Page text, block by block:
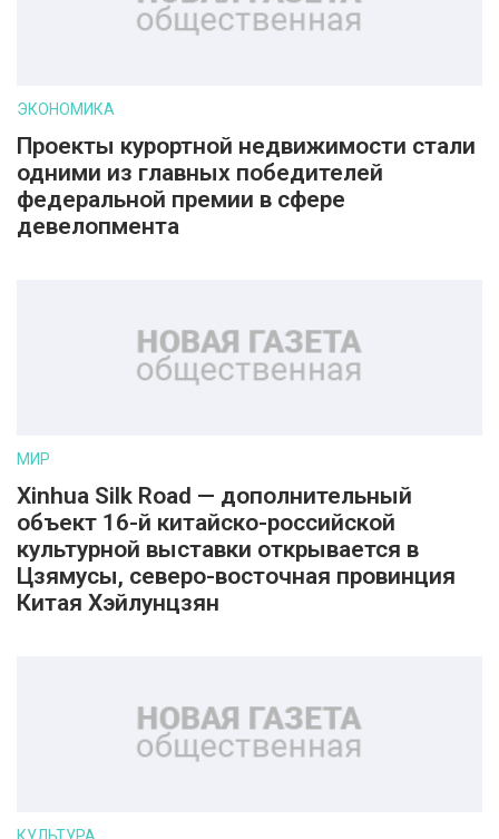
ЭКОНОМИКА
Проекты курортной недвижимости стали
одними из главных победителей
федеральной премии в сфере
девелопмента
МИР
Xinhua Silk Road — дополнительный
объект 16-й китайско-российской
культурной выставки открывается в
Цзямусы, северо-восточная провинция
Китая Хэйлунцзян